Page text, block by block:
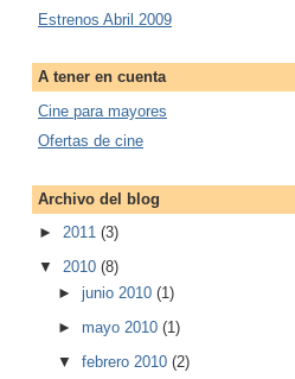
Estrenos Abril 2009
A tener en cuenta
Cine para mayores
Ofertas de cine
Archivo del blog
► 2011 (3)
▼ 2010 (8)
► junio 2010 (1)
► mayo 2010 (1)
▼ febrero 2010 (2)